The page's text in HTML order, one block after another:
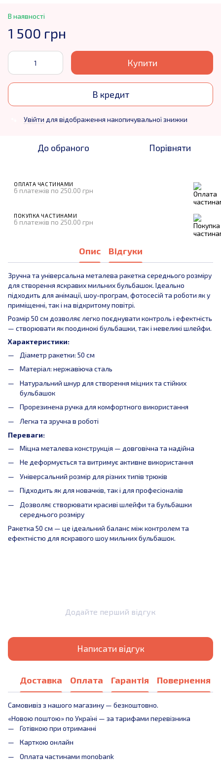
В наявності
1 500 грн
Купити
В кредит
Увійти для відображення накопичувальної знижки
До обраного Порівняти
ОПЛАТА ЧАСТИНАМИ
6 платежів по 250.00 грн
ПОКУПКА ЧАСТИНАМИ
6 платежів по 250.00 грн
Опис Відгуки
Зручна та універсальна металева ракетка середнього розміру
для створення яскравих мильних бульбашок. Ідеально
підходить для анімації, шоу-програм, фотосесій та роботи як у
приміщенні, так і на відкритому повітрі.
Розмір 50 см дозволяє легко поєднувати контроль і ефектність
— створювати як поодинокі бульбашки, так і невеликі шлейфи.
Характеристики:
Діаметр ракетки: 50 см
Матеріал: нержавіюча сталь
Натуральний шнур для створення міцних та стійких
бульбашок
Прорезинена ручка для комфортного використання
Легка та зручна в роботі
Переваги:
Міцна металева конструкція — довговічна та надійна
Не деформується та витримує активне використання
Універсальний розмір для різних типів трюків
Підходить як для новачків, так і для професіоналів
Дозволяє створювати красиві шлейфи та бульбашки
середнього розміру
Ракетка 50 см — це ідеальний баланс між контролем та
ефектністю для яскравого шоу мильних бульбашок.
Додайте перший відгук
Написати відгук
Доставка Оплата Гарантія Повернення
Самовивіз з нашого магазину — безкоштовно.
«Новою поштою» по Україні — за тарифами перевізника
Готівкою при отриманні
Карткою онлайн
Оплата частинами monobank